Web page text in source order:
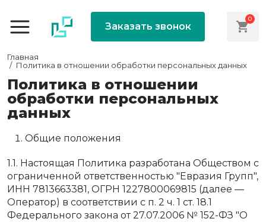
Заказать звонок
0
Главная
Политика в отношении обработки персональных данных
Политика в отношении
обработки персональных
данных
Общие положения
1.1. Настоящая Политика разработана Обществом с
ограниченной ответственностью "Евразия Групп",
ИНН 7813663381, ОГРН 1227800069815 (далее —
Оператор) в соответствии с п. 2 ч. 1 ст. 18.1
Федерального закона от 27.07.2006 № 152-ФЗ "О